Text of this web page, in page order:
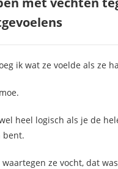
ik wat ze voelde als ze
heel logisch als je de
bent.
waartegen ze vocht, dat